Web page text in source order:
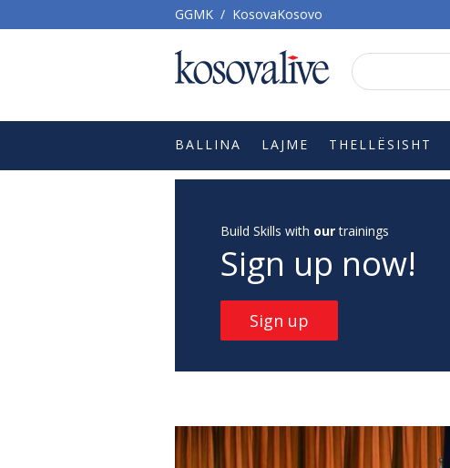
GGMK / KosovaKosovo
BALLINA LAJME THELLËSISHT
Build Skills with ourtrainings
Sign up now!
Sign up